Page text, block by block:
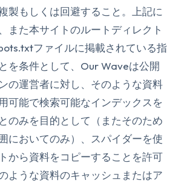
製もしくは回避すること。上記に
また本サイトのルートディレクト
ファイルに掲載されている指
を条件として、Our Waveは公開
の運営者に対し、そのような資料
可能で検索可能なインデックスを
のみを目的として（またそのため
においてのみ）、スパイダーを使
から資料をコピーすることを許可
ような資料のキャッシュまたはア